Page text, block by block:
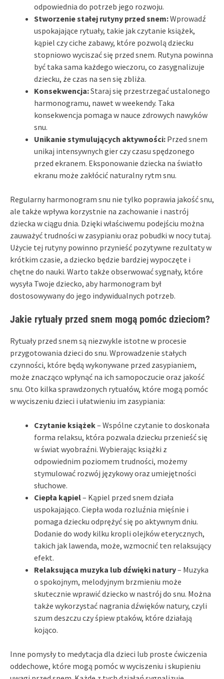
odpowiednia do potrzeb jego rozwoju.
Stworzenie stałej rutyny przed snem:Wprowadź
uspokajające rytuały, takie jak czytanie książek,
kąpiel czy ciche zabawy, które pozwolą dziecku
stopniowo wyciszać się przed snem. Rutyna powinna
być taka sama każdego wieczoru, co zasygnalizuje
dziecku, że czas na sen się zbliża.
Konsekwencja:Staraj się przestrzegać ustalonego
harmonogramu, nawet w weekendy. Taka
konsekwencja pomaga w nauce zdrowych nawyków
snu.
Unikanie stymulujących aktywności: Przed snem
unikaj intensywnych gier czy czasu spędzonego
przed ekranem. Eksponowanie dziecka na światło
ekranu może zakłócić naturalny rytm snu.
Regularny harmonogram snu nie tylko poprawia jakość snu,
ale także wpływa korzystnie na zachowanie i nastrój
dziecka w ciągu dnia. Dzięki właściwemu podejściu można
zauważyć trudności w zasypianiu oraz pobudki w nocy tutaj.
Użycie tej rutyny powinno przynieść pozytywne rezultaty w
krótkim czasie, a dziecko będzie bardziej wypoczęte i
chętne do nauki. Warto także obserwować sygnały, które
wysyła Twoje dziecko, aby harmonogram był
dostosowywany do jego indywidualnych potrzeb.
Jakie rytuały przed snem mogą pomóc dzieciom?
Rytuały przed snem są niezwykle istotne w procesie
przygotowania dzieci do snu. Wprowadzenie stałych
czynności, które będą wykonywane przed zasypianiem,
może znacząco wpłynąć na ich samopoczucie oraz jakość
snu. Oto kilka sprawdzonych rytuałów, które mogą pomóc
w wyciszeniu dzieci i ułatwieniu im zasypiania:
Czytanie książek– Wspólne czytanie to doskonała
forma relaksu, która pozwala dziecku przenieść się
w świat wyobraźni. Wybierając książki z
odpowiednim poziomem trudności, możemy
stymulować rozwój językowy oraz umiejętności
słuchowe.
Ciepła kąpiel– Kąpiel przed snem działa
uspokajająco. Ciepła woda rozluźnia mięśnie i
pomaga dziecku odprężyć się po aktywnym dniu.
Dodanie do wody kilku kropli olejków eterycznych,
takich jak lawenda, może, wzmocnić ten relaksujący
efekt.
Relaksująca muzyka lub dźwięki natury– Muzyka
o spokojnym, melodyjnym brzmieniu może
skutecznie wprawić dziecko w nastrój do snu. Można
także wykorzystać nagrania dźwięków natury, czyli
szum deszczu czy śpiew ptaków, które działają
kojąco.
Inne pomysły to medytacja dla dzieci lub proste ćwiczenia
oddechowe, które mogą pomóc w wyciszeniu i skupieniu